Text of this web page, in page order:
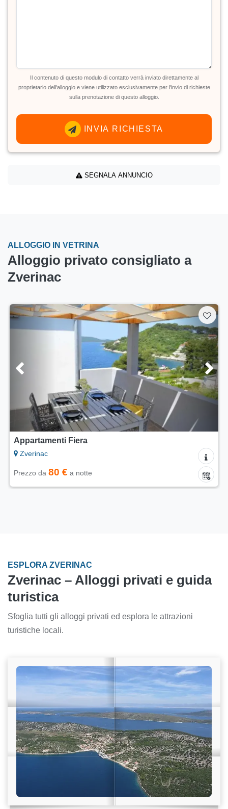
Il contenuto di questo modulo di contatto verrà inviato direttamente al
proprietario dell'alloggio e viene utilizzato esclusivamente per l'invio di richieste
sulla prenotazione di questo alloggio.
INVIA RICHIESTA
SEGNALA ANNUNCIO
ALLOGGIO IN VETRINA
Alloggio privato consigliato a
Zverinac
Appartamenti Fiera
Zverinac
Prezzo da 80 € a notte
ESPLORA ZVERINAC
Zverinac – Alloggi privati e guida
turistica
Sfoglia tutti gli alloggi privati ed esplora le attrazioni
turistiche locali.